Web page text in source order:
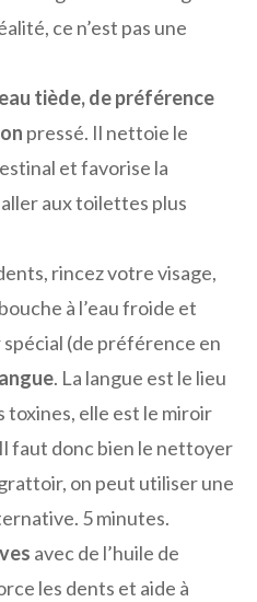
ce n’est pas une
tiède, de préférence
pressé. Il nettoie le
et favorise la
aux toilettes plus
rincez votre visage,
à l’eau froide et
(de préférence en
. La langue est le lieu
toxines, elle est le miroir
faut donc bien le nettoyer
grattoir, on peut utiliser une
5 minutes.
avec de l’huile de
les dents et aide à